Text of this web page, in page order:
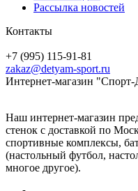
Рассылка новостей
Контакты
+7 (995) 115-91-81
zakaz@detyam-sport.ru
Интернет-магазин "Спорт-
Наш интернет-магазин
стенок с доставкой по
спортивные комплексы,
(настольный футбол,
многое другое).